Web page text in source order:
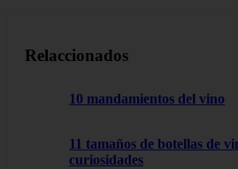
Relaccionados
10 mandamientos del vino
11 tamaños de botellas de
curiosidades